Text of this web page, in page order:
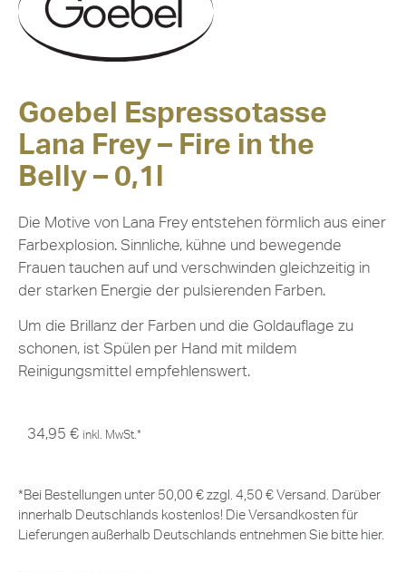
Goebel Espressotasse
Lana Frey – Fire in the
Belly – 0,1l
Die Motive von Lana Frey entstehen förmlich aus einer
Farbexplosion. Sinnliche, kühne und bewegende
Frauen tauchen auf und verschwinden gleichzeitig in
der starken Energie der pulsierenden Farben.
Um die Brillanz der Farben und die Goldauflage zu
schonen, ist Spülen per Hand mit mildem
Reinigungsmittel empfehlenswert.
34,95 € inkl. MwSt.*
*Bei Bestellungen unter 50,00 € zzgl. 4,50 € Versand. Darüber
innerhalb Deutschlands kostenlos! Die Versandkosten für
Lieferungen außerhalb Deutschlands entnehmen Sie bitte hier.